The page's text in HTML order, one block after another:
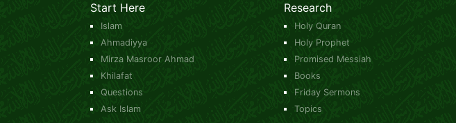
Start Here
Islam
Ahmadiyya
Mirza Masroor Ahmad
Khilafat
Questions
Ask Islam
Research
Holy Quran
Holy Prophet
Promised Messiah
Books
Friday Sermons
Topics